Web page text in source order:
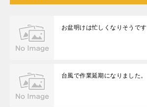
お盆明けは忙しくなりそうです
台風で作業延期になりました。